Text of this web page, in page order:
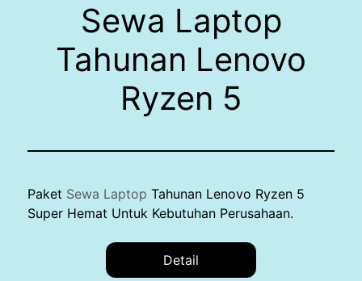
Sewa Laptop
Tahunan Lenovo
Ryzen 5
Paket Sewa Laptop Tahunan Lenovo Ryzen 5
Super Hemat Untuk Kebutuhan Perusahaan.
Detail